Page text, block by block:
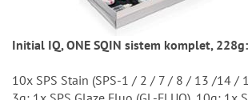
Initial IQ, ONE SQIN sistem komplet,
10x SPS Stain (SPS-1 / 2 / 7 / 8 / 13 /14 /